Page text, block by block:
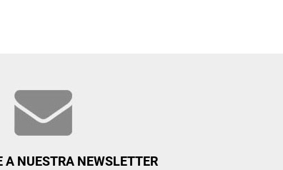
A NUESTRA NEWSLETTER